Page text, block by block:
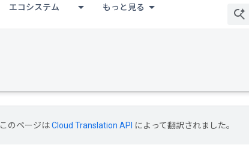
エコシステム もっと見る
このページはCloud Translation API によって翻訳されました。